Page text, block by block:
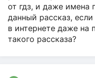
от гдз, и даже имена
данный рассказ,
в интернете даже на
такого рассказа?